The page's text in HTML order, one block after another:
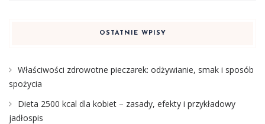
OSTATNIE WPISY
Właściwości zdrowotne pieczarek: odżywianie, smak i sposób
spożycia
Dieta 2500 kcal dla kobiet – zasady, efekty i przykładowy
jadłospis